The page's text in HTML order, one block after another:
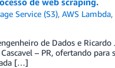
Service (S3),AWS Lambda,
de Dados e
– PR, ofertando para
[…]